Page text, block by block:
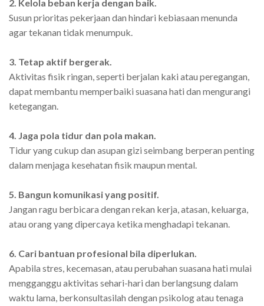
2. Kelola beban kerja dengan baik.
Susun prioritas pekerjaan dan hindari kebiasaan menunda
agar tekanan tidak menumpuk.
3. Tetap aktif bergerak.
Aktivitas fisik ringan, seperti berjalan kaki atau peregangan,
dapat membantu memperbaiki suasana hati dan mengurangi
ketegangan.
4. Jaga pola tidur dan pola makan.
Tidur yang cukup dan asupan gizi seimbang berperan penting
dalam menjaga kesehatan fisik maupun mental.
5. Bangun komunikasi yang positif.
Jangan ragu berbicara dengan rekan kerja, atasan, keluarga,
atau orang yang dipercaya ketika menghadapi tekanan.
6. Cari bantuan profesional bila diperlukan.
Apabila stres, kecemasan, atau perubahan suasana hati mulai
mengganggu aktivitas sehari-hari dan berlangsung dalam
waktu lama, berkonsultasilah dengan psikolog atau tenaga